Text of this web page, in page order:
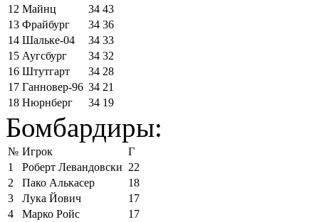
12 Майнц 34 43
13 Фрайбург 34 36
14 Шальке-04 34 33
15 Аугсбург 34 32
16 Штутгарт 34 28
17 Ганновер-96 34 21
18 Нюрнберг 34 19
Бомбардиры:
№ Игрок
Г
1
Роберт Левандовски 22
2
Пако Алькасер
18
3
Лука Йович
17
4
Марко Ройс
17